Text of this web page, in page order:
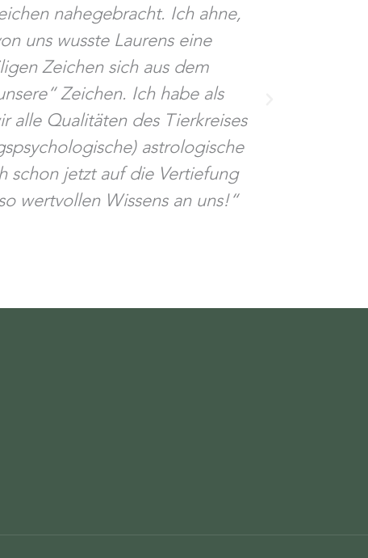
nahegebracht. Ich ahne,
uns wusste Laurens eine
Zeichen sich aus dem
Zeichen. Ich habe als
alle Qualitäten des Tierkreises
astrologische
schon jetzt auf die Vertiefung
wertvollen Wissens an uns!“